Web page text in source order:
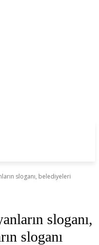
sloganı, belediyeleri
sloganı,
sloganı